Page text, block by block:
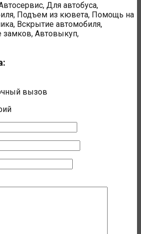
Для автобуса,
Подъем из кювета, Помощь на
Вскрытие автомобиля,
замков, Автовыкуп,
вызов